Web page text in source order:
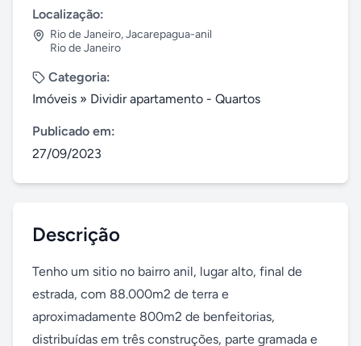
Localização:
Rio de Janeiro,Jacarepagua-anil
Rio de Janeiro
Categoria:
Imóveis » Dividir apartamento - Quartos
Publicado em:
27/09/2023
Descrição
Tenho um sitio no bairro anil, lugar alto, final de
estrada, com 88.000m2 de terra e
aproximadamente 800m2 de benfeitorias,
distribuídas em três construções, parte gramada e